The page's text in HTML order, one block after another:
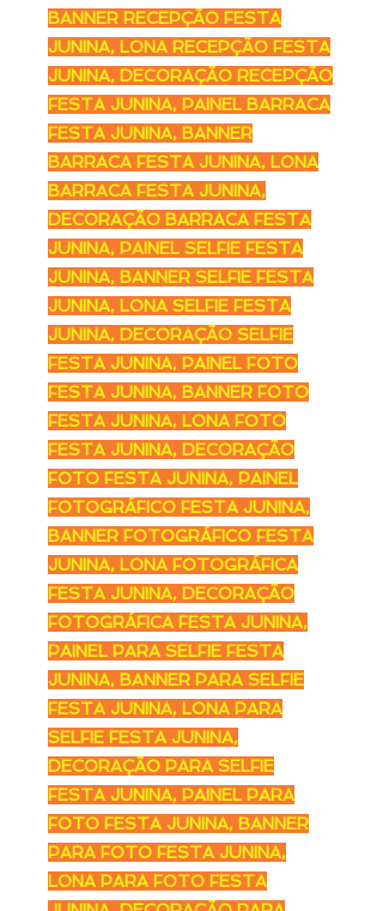
BANNER RECEPÇÃO FESTA
JUNINA, LONA RECEPÇÃO FESTA
JUNINA, DECORAÇÃO RECEPÇÃO
FESTA JUNINA, PAINEL BARRACA
FESTA JUNINA, BANNER
BARRACA FESTA JUNINA, LONA
BARRACA FESTA JUNINA,
DECORAÇÃO BARRACA FESTA
JUNINA, PAINEL SELFIE FESTA
JUNINA, BANNER SELFIE FESTA
JUNINA, LONA SELFIE FESTA
JUNINA, DECORAÇÃO SELFIE
FESTA JUNINA, PAINEL FOTO
FESTA JUNINA, BANNER FOTO
FESTA JUNINA, LONA FOTO
FESTA JUNINA, DECORAÇÃO
FOTO FESTA JUNINA, PAINEL
FOTOGRÁFICO FESTA JUNINA,
BANNER FOTOGRÁFICO FESTA
JUNINA, LONA FOTOGRÁFICA
FESTA JUNINA, DECORAÇÃO
FOTOGRÁFICA FESTA JUNINA,
PAINEL PARA SELFIE FESTA
JUNINA, BANNER PARA SELFIE
FESTA JUNINA, LONA PARA
SELFIE FESTA JUNINA,
DECORAÇÃO PARA SELFIE
FESTA JUNINA, PAINEL PARA
FOTO FESTA JUNINA, BANNER
PARA FOTO FESTA JUNINA,
LONA PARA FOTO FESTA